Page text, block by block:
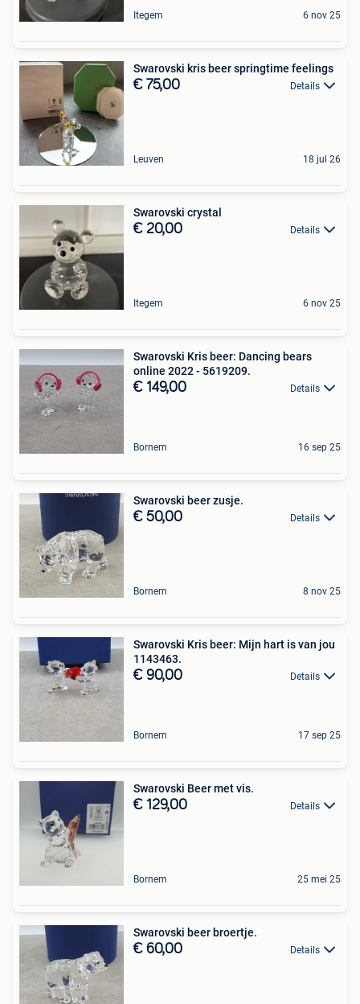
Itegem 6 nov 25
Swarovski kris beer springtime feelings
€ 75,00 Details
Leuven 18 jul 26
Swarovski crystal
€ 20,00 Details
Itegem 6 nov 25
Swarovski Kris beer: Dancing bears
online 2022 - 5619209.
€ 149,00 Details
Bornem 16 sep 25
Swarovski beer zusje.
€ 50,00 Details
Bornem 8 nov 25
Swarovski Kris beer: Mijn hart is van jou
1143463.
€ 90,00 Details
Bornem 17 sep 25
Swarovski Beer met vis.
€ 129,00 Details
Bornem 25 mei 25
Swarovski beer broertje.
€ 60,00 Details